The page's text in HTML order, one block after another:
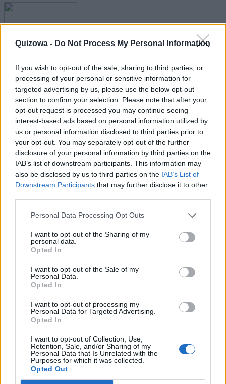
Quizowa - Do Not Process My Personal Information
If you wish to opt-out of the sale, sharing to third parties, or
processing of your personal or sensitive information for
targeted advertising by us, please use the below opt-out
section to confirm your selection. Please note that after your
opt-out request is processed you may continue seeing
interest-based ads based on personal information utilized by
us or personal information disclosed to third parties prior to
your opt-out. You may separately opt-out of the further
disclosure of your personal information by third parties on the
IAB’s list of downstream participants. This information may
also be disclosed by us to third parties on the IAB’s List of
Downstream Participants that may further disclose it to other
Personal Data Processing Opt Outs
I want to opt-out of the Sharing of my
personal data.
Opted In
I want to opt-out of the Sale of my
Personal Data.
Opted In
I want to opt-out of processing my
Personal Data for Targeted Advertising.
Opted In
I want to opt-out of Collection, Use,
Retention, Sale, and/or Sharing of my
Personal Data that Is Unrelated with the
Purposes for which it was collected.
Opted Out
Lata 90. XX wieku - sprawdź swoją
wiedzę!
Historia·Retro
Czy to wydarzyło się w latach 90.?
Lata 60. XX wieku - sprawdź swoją
wiedzę!
·Retro